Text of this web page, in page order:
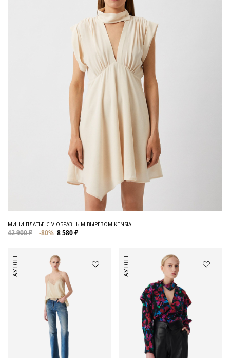
МИНИ-ПЛАТЬЕ С V-ОБРАЗНЫМ ВЫРЕЗОМ KENSIA
42 900 ₽ -80% 8 580 ₽
АУТЛЕТ АУТЛЕТ